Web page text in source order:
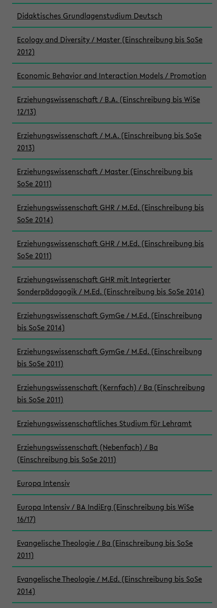
Didaktisches Grundlagenstudium Deutsch
Ecology and Diversity / Master (Einschreibung bis SoSe
2012)
Economic Behavior and Interaction Models / Promotion
Erziehungswissenschaft / B.A. (Einschreibung bis WiSe
12/13)
Erziehungswissenschaft / M.A. (Einschreibung bis SoSe
2013)
Erziehungswissenschaft / Master (Einschreibung bis
SoSe 2011)
Erziehungswissenschaft GHR / M.Ed. (Einschreibung bis
SoSe 2014)
Erziehungswissenschaft GHR / M.Ed. (Einschreibung bis
SoSe 2011)
Erziehungswissenschaft GHR mit Integrierter
Sonderpädagogik / M.Ed. (Einschreibung bis SoSe 2014)
Erziehungswissenschaft GymGe / M.Ed. (Einschreibung
bis SoSe 2014)
Erziehungswissenschaft GymGe / M.Ed. (Einschreibung
bis SoSe 2011)
Erziehungswissenschaft (Kernfach) / Ba (Einschreibung
bis SoSe 2011)
Erziehungswissenschaftliches Studium für Lehramt
Erziehungswissenschaft (Nebenfach) / Ba
(Einschreibung bis SoSe 2011)
Europa Intensiv
Europa Intensiv / BA IndiErg (Einschreibung bis WiSe
16/17)
Evangelische Theologie / Ba (Einschreibung bis SoSe
2011)
Evangelische Theologie / M.Ed. (Einschreibung bis SoSe
2014)